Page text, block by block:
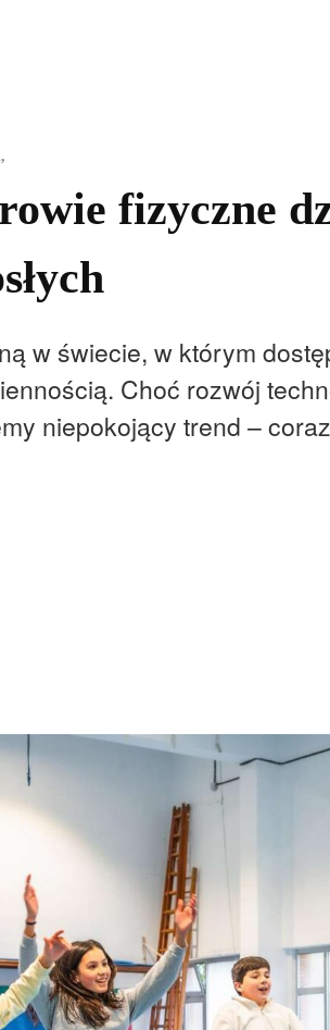
fizyczne
w świecie, w którym
Choć rozwój
niepokojący trend –